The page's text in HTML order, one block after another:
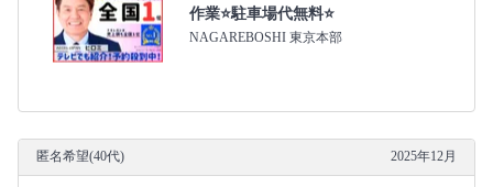
作業⭐駐車場代無料⭐
NAGAREBOSHI 東京本部
匿名希望(40代) 2025年12月